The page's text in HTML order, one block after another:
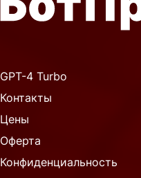
GPT-4 Turbo
Контакты
Цены
Оферта
Конфиденциальность